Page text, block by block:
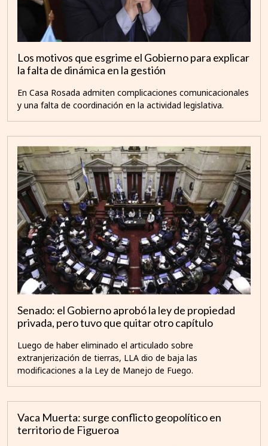
Los motivos que esgrime el Gobierno para explicar
la falta de dinámica en la gestión
En Casa Rosada admiten complicaciones comunicacionales
y una falta de coordinación en la actividad legislativa.
Senado: el Gobierno aprobó la ley de propiedad
privada, pero tuvo que quitar otro capítulo
Luego de haber eliminado el articulado sobre
extranjerización de tierras, LLA dio de baja las
modificaciones a la Ley de Manejo de Fuego.
Vaca Muerta: surge conflicto geopolítico en
territorio de Figueroa